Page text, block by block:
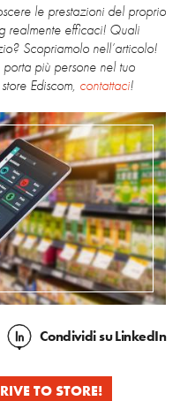
le prestazioni del proprio
realmente efficaci! Quali
Scopriamolo nell’articolo!
più persone nel tuo
Ediscom, contattaci!
Condividisu LinkedIn
TO STORE!